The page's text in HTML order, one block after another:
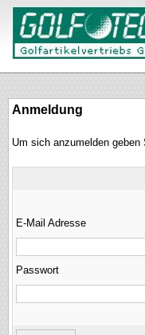
Anmeldung
Um sich anzumelden
E-Mail Adresse
Passwort